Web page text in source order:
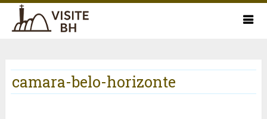
camara-belo-horizonte